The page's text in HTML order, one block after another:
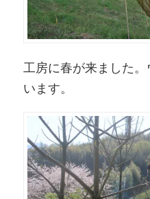
工房に春が来ました
います。